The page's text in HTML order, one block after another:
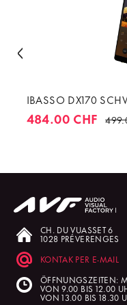
IBASSO DX170
484.00 CHF
CH. DU VUASSET 6
1028 PRÉVERENGES
KONTAK PER E-MAIL
ÖFFNUNGSZEITEN:
VON 9.00 BIS 12.00
VON 13.00 BIS 18.30